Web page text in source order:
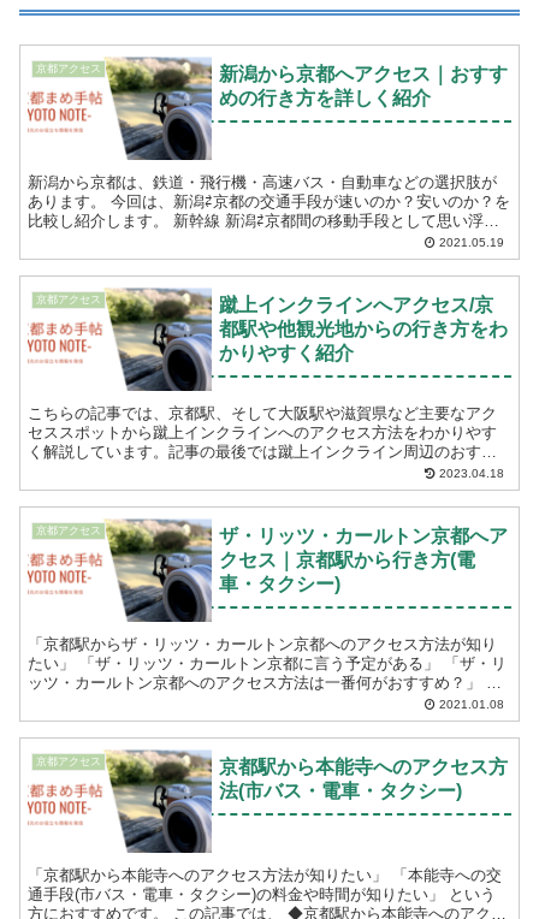
京都アクセス
新潟から京都へアクセス｜おすす
めの行き方を詳しく紹介
新潟から京都は、鉄道・飛行機・高速バス・自動車などの選択肢が
あります。 今回は、新潟⇄京都の交通手段が速いのか？安いのか？を
比較し紹介します。 新幹線 新潟⇄京都間の移動手段として思い浮か
2021.05.19
京都アクセス
蹴上インクラインへアクセス/京
都駅や他観光地からの行き方をわ
かりやすく紹介
こちらの記事では、京都駅、そして大阪駅や滋賀県など主要なアク
セススポットから蹴上インクラインへのアクセス方法をわかりやす
く解説しています。記事の最後では蹴上インクライン周辺のおすす
めランチ・ディナー情報も紹介しています。 「京都駅から蹴上...
2023.04.18
京都アクセス
ザ・リッツ・カールトン京都へア
クセス｜京都駅から行き方(電
車・タクシー)
「京都駅からザ・リッツ・カールトン京都へのアクセス方法が知り
たい」 「ザ・リッツ・カールトン京都に言う予定がある」 「ザ・リ
ッツ・カールトン京都へのアクセス方法は一番何がおすすめ？」 と
2021.01.08
京都アクセス
京都駅から本能寺へのアクセス方
法(市バス・電車・タクシー)
「京都駅から本能寺へのアクセス方法が知りたい」 「本能寺への交
通手段(市バス・電車・タクシー)の料金や時間が知りたい」 という
方におすすめです。 この記事では、 ◆京都駅から本能寺へのアクセ